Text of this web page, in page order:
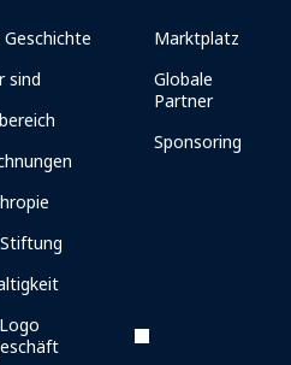
Geschichte
sind
Marktplatz
Globale
Partner
Sponsoring